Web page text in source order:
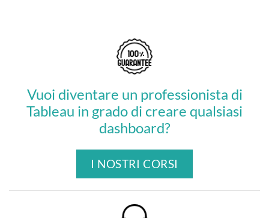
Vuoi diventare un professionista di
Tableau in grado di creare qualsiasi
dashboard?
I NOSTRI CORSI